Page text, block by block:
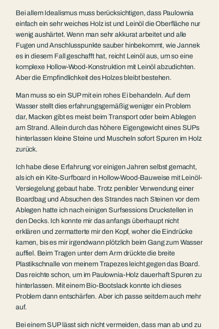
Bei allem Idealismus muss berücksichtigen, dass Paulownia
einfach ein sehr weiches Holz ist und Leinöl die Oberfläche nur
wenig aushärtet. Wenn man sehr akkurat arbeitet und alle
Fugen und Anschlusspunkte sauber hinbekommt, wie Jannek
es in diesem Fall geschafft hat, reicht Leinöl aus, um so eine
komplexe Hollow-Wood-Konstruktion mit Leinöl abzudichten.
Aber die Empfindlichkeit des Holzes bleibt bestehen.
Man muss so ein SUP mit ein rohes Ei behandeln. Auf dem
Wasser stellt dies erfahrungsgemäßig weniger ein Problem
dar, Macken gibt es meist beim Transport oder beim Ablegen
am Strand. Allein durch das höhere Eigengewicht eines SUPs
hinterlassen kleine Steine und Muscheln sofort Spuren im Holz
zurück.
Ich habe diese Erfahrung vor einigen Jahren selbst gemacht,
als ich ein Kite-Surfboard in Hollow-Wood-Bauweise mit Leinöl-
Versiegelung gebaut habe. Trotz penibler Verwendung einer
Boardbag und Absuchen des Strandes nach Steinen vor dem
Ablegen hatte ich nach einigen Surfsessions Druckstellen in
den Decks. Ich konnte mir das anfangs überhaupt nicht
erklären und zermatterte mir den Kopf, woher die Eindrücke
kamen, bis es mir irgendwann plötzlich beim Gang zum Wasser
auffiel. Beim Tragen unter dem Arm drückte die breite
Plastikschnalle von meinem Trapezes leicht gegen das Board.
Das reichte schon, um im Paulownia-Holz dauerhaft Spuren zu
hinterlassen. Mit einem Bio-Bootslack konnte ich dieses
Problem dann entschärfen. Aber ich passe seitdem auch mehr
auf.
Bei einem SUP lässt sich nicht vermeiden, dass man ab und zu